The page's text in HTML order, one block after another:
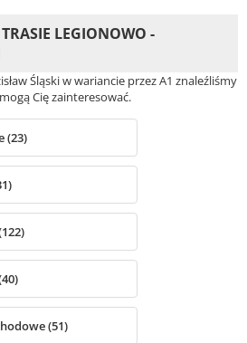
LEGIONOWO -
Śląski w wariancie przez A1 znaleźliśmy
Cię zainteresować.
(23)
(51)